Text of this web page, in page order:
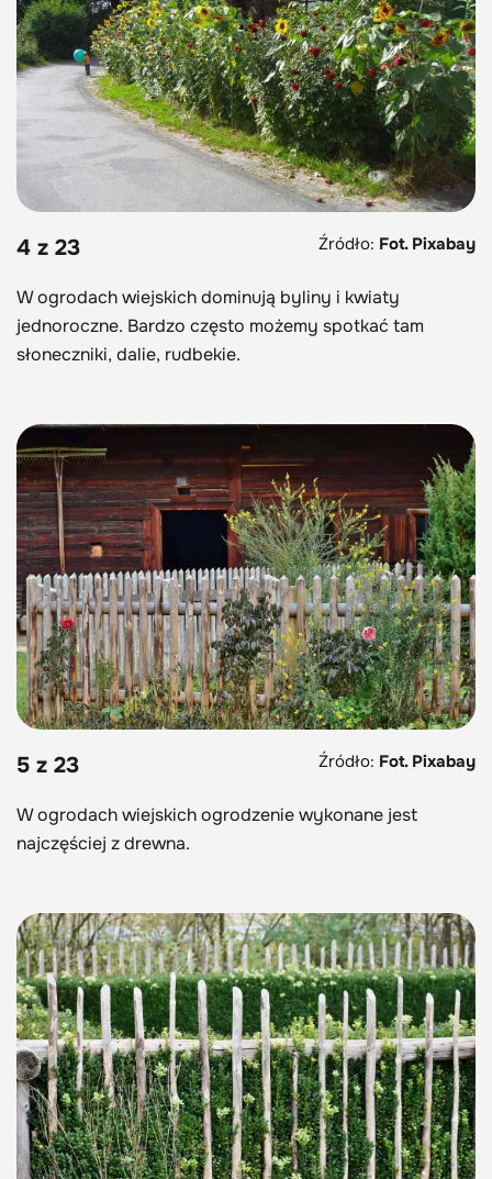
4 z 23 Źródło: Fot. Pixabay
W ogrodach wiejskich dominują byliny i kwiaty
jednoroczne. Bardzo często możemy spotkać tam
słoneczniki, dalie, rudbekie.
5 z 23 Źródło: Fot. Pixabay
W ogrodach wiejskich ogrodzenie wykonane jest
najczęściej z drewna.